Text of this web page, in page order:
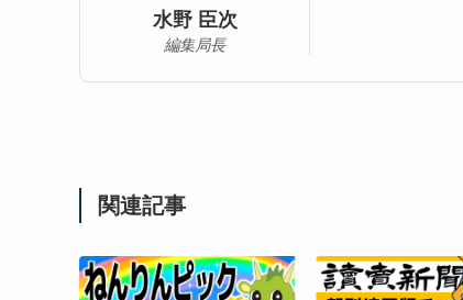
水野 臣次
編集局長
関連記事